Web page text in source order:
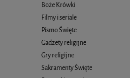
Boże Krówki
Filmy i seriale
Pismo Święte
Gadżety religijne
Gry religijne
Sakramenty Święte